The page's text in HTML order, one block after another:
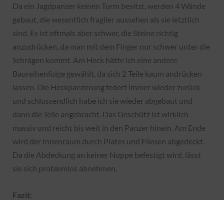
Da ein Jagdpanzer keinen Turm besitzt, werden 4 Wände
gebaut, die wesentlich fragiler aussehen als sie letztlich
sind. Es ist oftmals aber schwer, die Steine richtig
anzudrücken, da man mit dem Finger nur schwer unter die
Schrägen kommt. Am Heck hätte ich eine andere
Baureihenfolge gewählt, da sich 2 Teile kaum andrücken
lassen. Die Heckpanzerung federt immer wieder zurück
und schlussendlich habe ich sie wieder abgebaut und
dann die Teile angebracht. Das Geschütz ist wirklich
massiv und reicht bis weit in den Panzer hinein. Am Ende
wird der Innenraum durch Plates und Fliesen abgedeckt.
Da die Abdeckung an keiner Noppe befestigt wird, lässt
sie sich problemlos abnehmen.
Fazit: